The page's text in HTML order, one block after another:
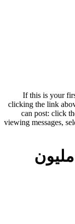
If this is your
clicking the link
can post: click
viewing messages,
تمويل عقاري سكني 2 مليون